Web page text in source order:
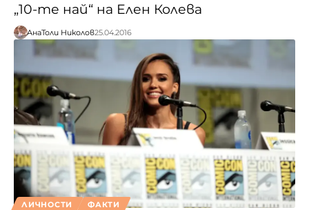
„10-те най“ на Елен Колева
АнаТоли Николов25.04.2016
ЛИЧНОСТИ ФАКТИ